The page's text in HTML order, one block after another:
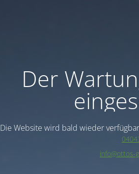
Der
Die Website wird bald wieder
info@ottos-